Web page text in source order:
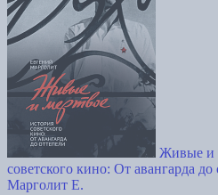
Живые и
советского кино: От авангарда до
Марголит Е.